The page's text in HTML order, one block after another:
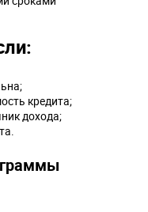
кредита;
дохода;